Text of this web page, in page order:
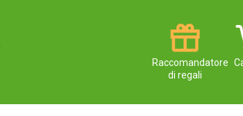
Raccomandatore
di regali